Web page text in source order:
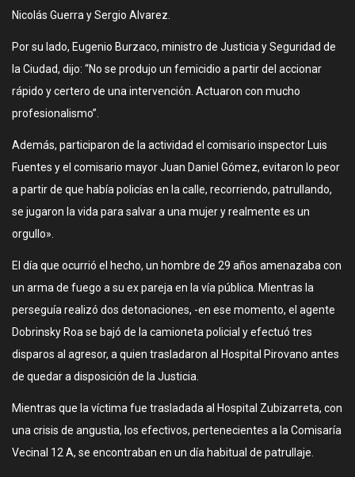
Nicolás Guerra y Sergio Alvarez.
Por su lado, Eugenio Burzaco, ministro de Justicia y Seguridad de
la Ciudad, dijo: “No se produjo un femicidio a partir del accionar
rápido y certero de una intervención. Actuaron con mucho
profesionalismo”.
Además, participaron de la actividad el comisario inspector Luis
Fuentes y el comisario mayor Juan Daniel Gómez, evitaron lo peor
a partir de que había policías en la calle, recorriendo, patrullando,
se jugaron la vida para salvar a una mujer y realmente es un
orgullo».
El día que ocurrió el hecho, un hombre de 29 años amenazaba con
un arma de fuego a su ex pareja en la vía pública. Mientras la
perseguía realizó dos detonaciones, -en ese momento, el agente
Dobrinsky Roa se bajó de la camioneta policial y efectuó tres
disparos al agresor, a quien trasladaron al Hospital Pirovano antes
de quedar a disposición de la Justicia.
Mientras que la víctima fue trasladada al Hospital Zubizarreta, con
una crisis de angustia, los efectivos, pertenecientes a la Comisaría
Vecinal 12 A, se encontraban en un día habitual de patrullaje.